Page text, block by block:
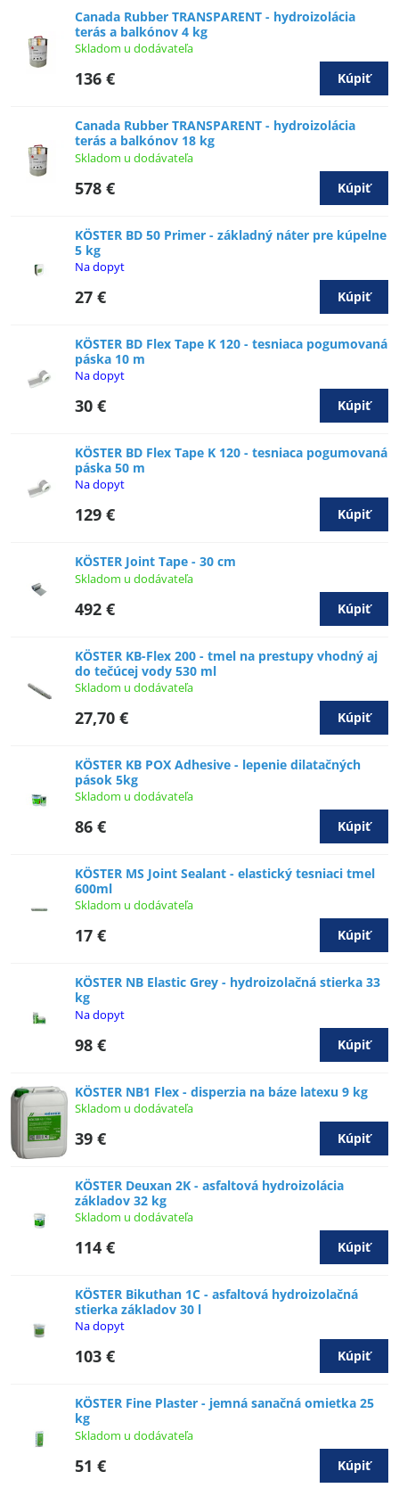
Canada Rubber TRANSPARENT - hydroizolácia
terás a balkónov 4 kg
Skladom u dodávateľa
136 € Kúpiť
Canada Rubber TRANSPARENT - hydroizolácia
terás a balkónov 18 kg
Skladom u dodávateľa
578 € Kúpiť
KÖSTER BD 50 Primer - základný náter pre kúpelne
5 kg
Na dopyt
27 € Kúpiť
KÖSTER BD Flex Tape K 120 - tesniaca pogumovaná
páska 10 m
Na dopyt
30 € Kúpiť
KÖSTER BD Flex Tape K 120 - tesniaca pogumovaná
páska 50 m
Na dopyt
129 € Kúpiť
KÖSTER Joint Tape - 30 cm
Skladom u dodávateľa
492 € Kúpiť
KÖSTER KB-Flex 200 - tmel na prestupy vhodný aj
do tečúcej vody 530 ml
Skladom u dodávateľa
27,70 € Kúpiť
KÖSTER KB POX Adhesive - lepenie dilatačných
pások 5kg
Skladom u dodávateľa
86 € Kúpiť
KÖSTER MS Joint Sealant - elastický tesniaci tmel
600ml
Skladom u dodávateľa
17 € Kúpiť
KÖSTER NB Elastic Grey - hydroizolačná stierka 33
kg
Na dopyt
98 € Kúpiť
KÖSTER NB1 Flex - disperzia na báze latexu 9 kg
Skladom u dodávateľa
39 € Kúpiť
KÖSTER Deuxan 2K - asfaltová hydroizolácia
základov 32 kg
Skladom u dodávateľa
114 € Kúpiť
KÖSTER Bikuthan 1C - asfaltová hydroizolačná
stierka základov 30 l
Na dopyt
103 € Kúpiť
KÖSTER Fine Plaster - jemná sanačná omietka 25
kg
Skladom u dodávateľa
51 € Kúpiť